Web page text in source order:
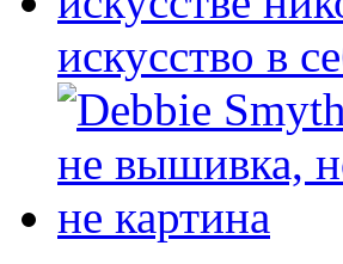
искусство в